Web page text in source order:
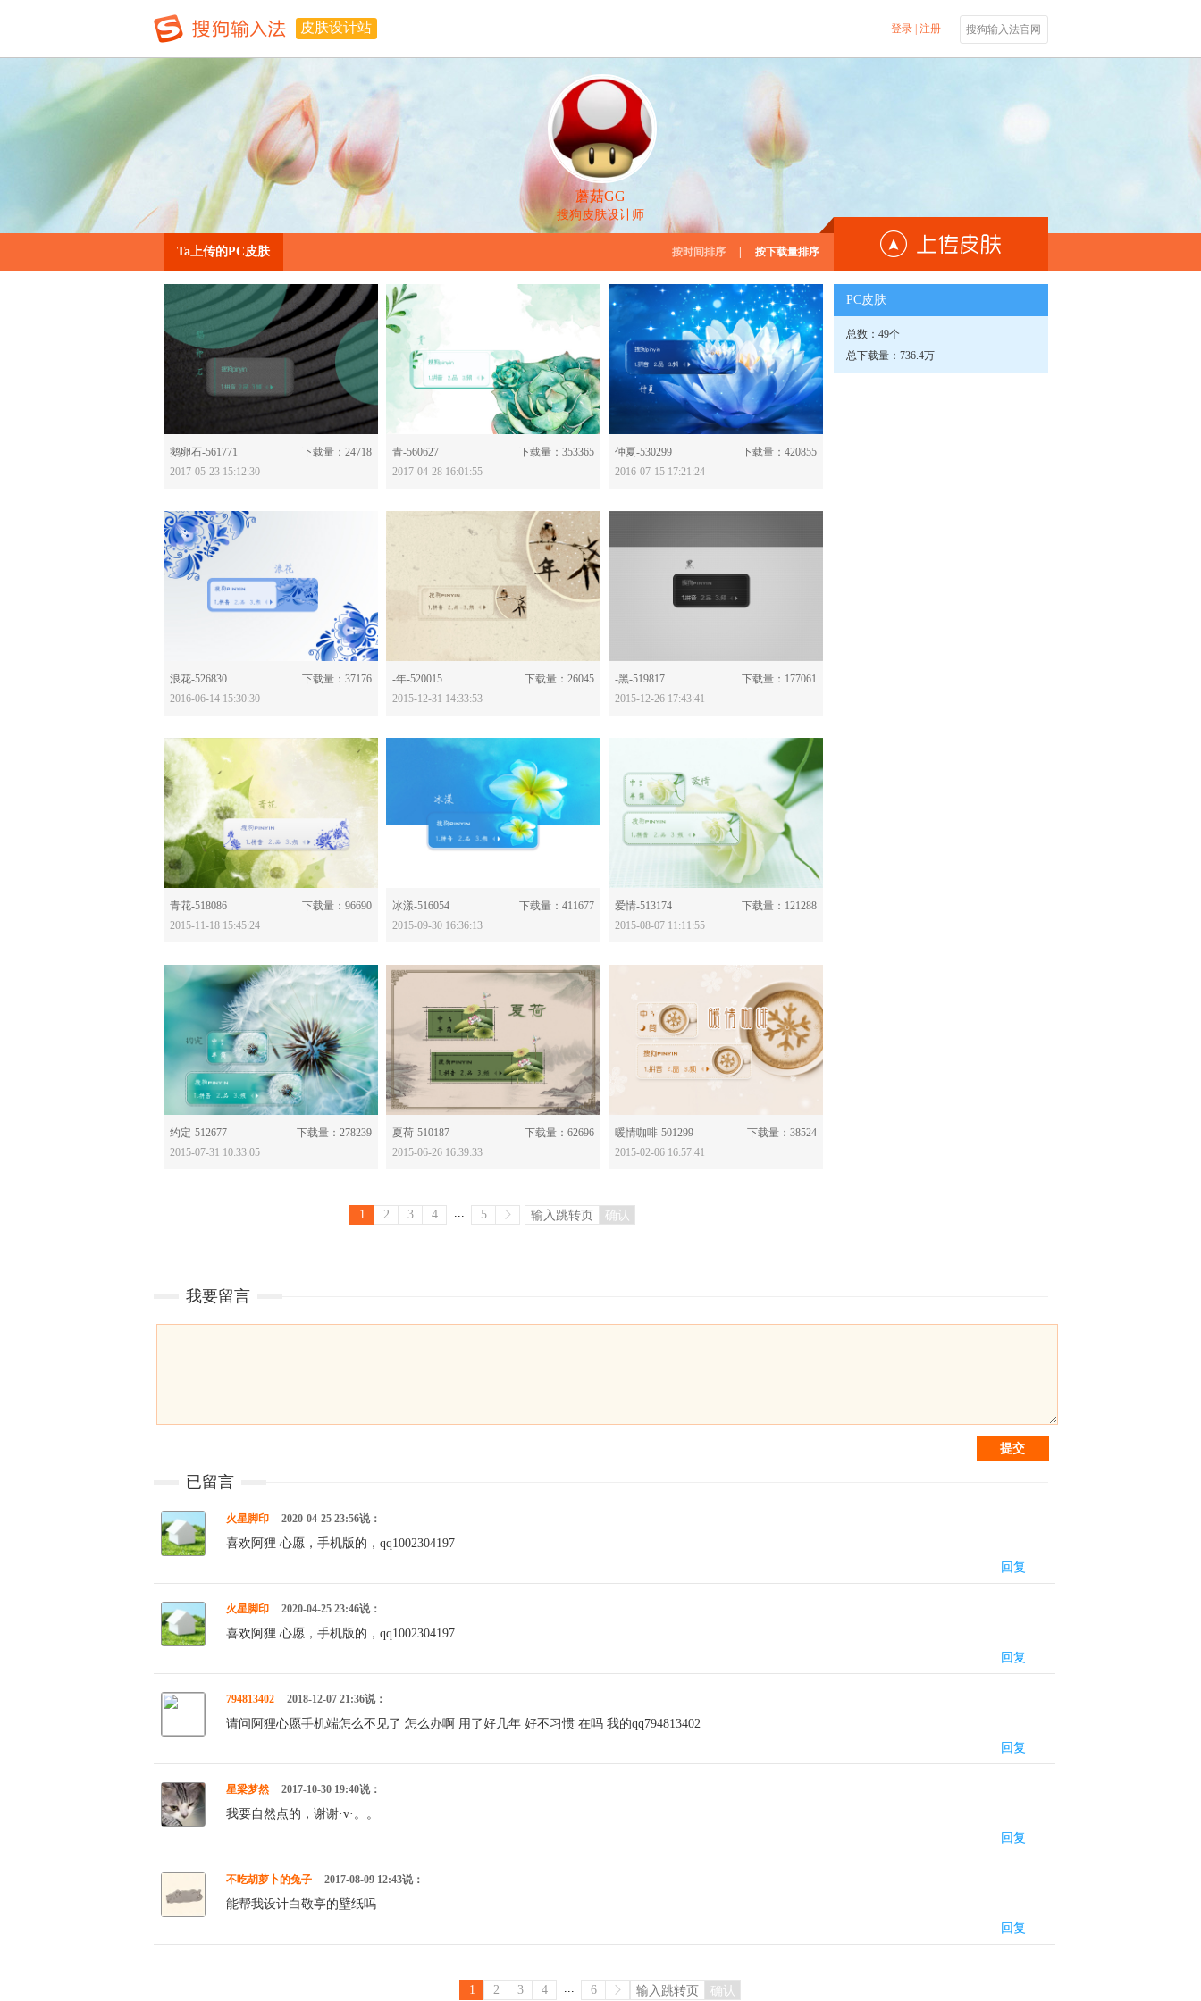
皮肤设计站 登录| 注册 搜狗输入法官网
蘑菇GG
搜狗皮肤设计师
Ta上传的PC皮肤 按时间排序 按下载量排序
鹅卵石-561771
下载量：24718
2017-05-23 15:12:30
青-560627
下载量：353365
2017-04-28 16:01:55
仲夏-530299
下载量：420855
2016-07-15 17:21:24
浪花-526830
下载量：37176
2016-06-14 15:30:30
-年-520015
下载量：26045
2015-12-31 14:33:53
-黑-519817
下载量：177061
2015-12-26 17:43:41
青花-518086
下载量：96690
2015-11-18 15:45:24
冰漾-516054
下载量：411677
2015-09-30 16:36:13
爱情-513174
下载量：121288
2015-08-07 11:11:55
约定-512677
下载量：278239
2015-07-31 10:33:05
夏荷-510187
下载量：62696
2015-06-26 16:39:33
分享：
暖情咖啡-501299
下载量：38524
2015-02-06 16:57:41
1 2 3 4 ... 5 确认
PC皮肤
总数：49个
总下载量：736.4万
我要留言
提交
已留言
火星脚印 2020-04-25 23:56说：
喜欢阿狸 心愿，手机版的，qq1002304197
回复
火星脚印 2020-04-25 23:46说：
喜欢阿狸 心愿，手机版的，qq1002304197
回复
794813402 2018-12-07 21:36说：
请问阿狸心愿手机端怎么不见了 怎么办啊 用了好几年 好不习惯 在吗 我的qq794813402
回复
星梁梦然 2017-10-30 19:40说：
我要自然点的，谢谢·v·。。
回复
不吃胡萝卜的兔子 2017-08-09 12:43说：
能帮我设计白敬亭的壁纸吗
回复
1 2 3 4 ... 6 确认